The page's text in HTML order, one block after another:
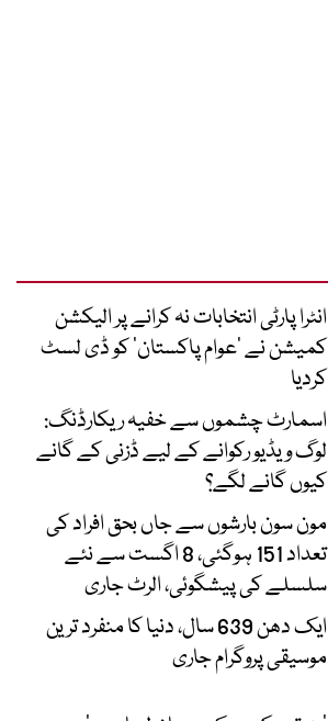
انٹرا پارٹی انتخابات نہ کرانے پر الیکشن
کمیشن نے ’عوام پاکستان‘ کو ڈی لسٹ
کردیا
اسمارٹ چشموں سے خفیہ ریکارڈنگ:
لوگ ویڈیو رکوانے کے لیے ڈزنی کے گانے
کیوں گانے لگے؟
مون سون بارشوں سے جاں بحق افراد کی
تعداد 151 ہوگئی، 8 اگست سے نئے
سلسلے کی پیشگوئی، الرٹ جاری
ایک دھن 639 سال، دنیا کا منفرد ترین
موسیقی پروگرام جاری